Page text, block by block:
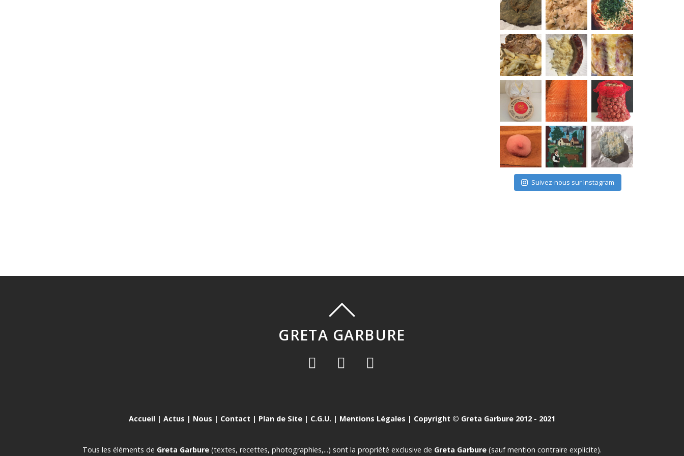
Suivez-nous sur Instagram
GRETA GARBURE
Accueil | Actus | Nous | Contact | Plan de Site | C.G.U. | Mentions Légales | Copyright © Greta Garbure 2012 - 2021
Tous les éléments de Greta Garbure (textes, recettes, photographies,...) sont la propriété exclusive de Greta Garbure (sauf mention contraire explicite).